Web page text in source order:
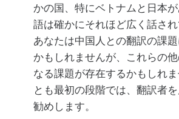
かの国、特にベトナムと日本
語は確かにそれほど広く話され
あなたは中国人との翻訳の課
かもしれませんが、これらの
なる課題が存在するかもしれ
とも最初の段階では、翻訳者
勧めします。